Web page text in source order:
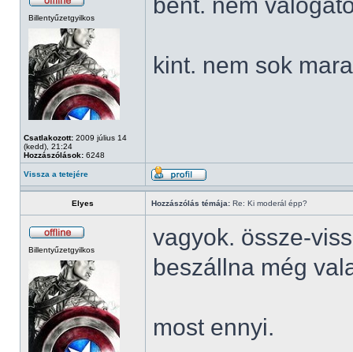
Billentyűzetgyilkos
Csatlakozott: 2009 július 14
(kedd), 21:24
Hozzászólások: 6248
kint. nem sok
Vissza a tetejére
Elyes Hozzászólás témája: Re: Ki moderál épp?
Billentyűzetgyilkos
vagyok. össze-
beszállna még
most ennyi.